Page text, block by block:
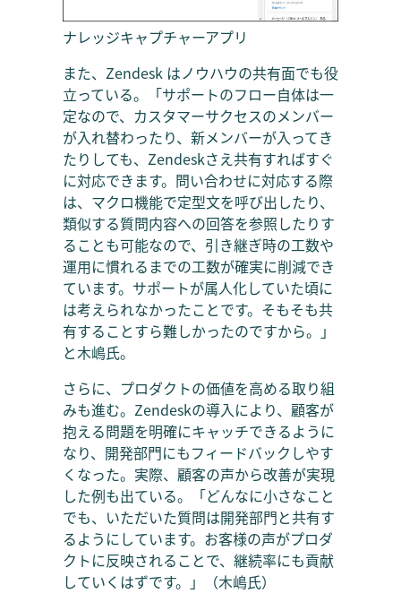
ナレッジキャプチャーアプリ
また、Zendesk はノウハウの共有面でも役
立っている。「サポートのフロー自体は一
定なので、カスタマーサクセスのメンバー
が入れ替わったり、新メンバーが入ってき
たりしても、Zendeskさえ共有すればすぐ
に対応できます。問い合わせに対応する際
は、マクロ機能で定型文を呼び出したり、
類似する質問内容への回答を参照したりす
ることも可能なので、引き継ぎ時の工数や
運用に慣れるまでの工数が確実に削減でき
ています。サポートが属人化していた頃に
は考えられなかったことです。そもそも共
有することすら難しかったのですから。」
と木嶋氏。
さらに、プロダクトの価値を高める取り組
みも進む。Zendeskの導入により、顧客が
抱える問題を明確にキャッチできるように
なり、開発部門にもフィードバックしやす
くなった。実際、顧客の声から改善が実現
した例も出ている。「どんなに小さなこと
でも、いただいた質問は開発部門と共有す
るようにしています。お客様の声がプロダ
クトに反映されることで、継続率にも貢献
していくはずです。」（木嶋氏）